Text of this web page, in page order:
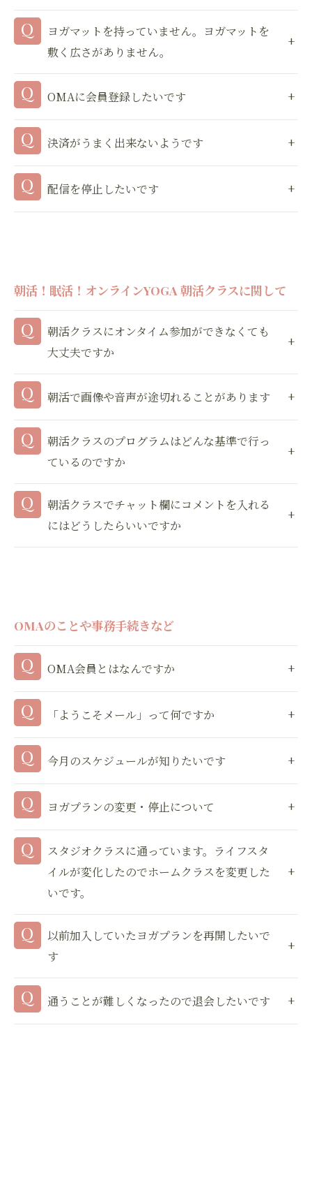
ヨガマットを持っていません。ヨガマットを
敷く広さがありません。
OMAに会員登録したいです
決済がうまく出来ないようです
配信を停止したいです
朝活！眠活！オンラインYOGA 朝活クラスに関して
朝活クラスにオンタイム参加ができなくても
大丈夫ですか
朝活で画像や音声が途切れることがあります
朝活クラスのプログラムはどんな基準で行っ
ているのですか
朝活クラスでチャット欄にコメントを入れる
にはどうしたらいいですか
OMAのことや事務手続きなど
OMA会員とはなんですか
「ようこそメール」って何ですか
今月のスケジュールが知りたいです
ヨガプランの変更・停止について
スタジオクラスに通っています。ライフスタ
イルが変化したのでホームクラスを変更した
いです。
以前加入していたヨガプランを再開したいで
す
通うことが難しくなったので退会したいです